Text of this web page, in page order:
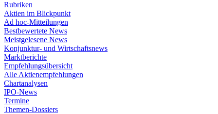
Rubriken
Aktien im Blickpunkt
Ad hoc-Mitteilungen
Bestbewertete News
Meistgelesene News
Konjunktur- und Wirtschaftsnews
Marktberichte
Empfehlungsübersicht
Alle Aktienempfehlungen
Chartanalysen
IPO-News
Termine
Themen-Dossiers